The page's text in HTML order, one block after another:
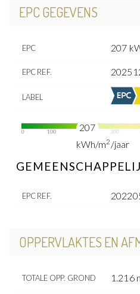
EPC GEGEVENS
EPC 207
EPC REF.
LABEL
207
kWh/m2 /jaar
EPC REF.
OPPERVLAKTES EN
TOTALE OPP. GROND 1.216